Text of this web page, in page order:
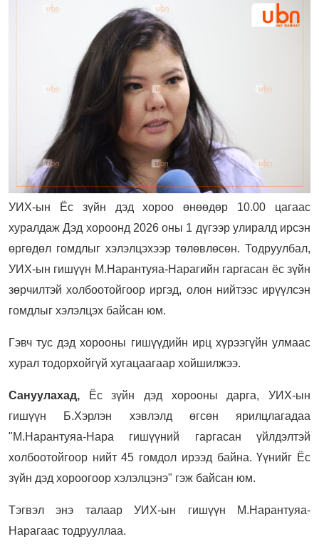
УИХ-ын Ёс зүйн дэд хороо өнөөдөр 10.00 цагаас
хуралдаж Дэд хороонд 2026 оны 1 дүгээр улиралд ирсэн
өргөдөл гомдлыг хэлэлцэхээр төлөвлөсөн. Тодруулбал,
УИХ-ын гишүүн М.Нарантуяа-Нарагийн гаргасан ёс зүйн
зөрчилтэй холбоотойгоор иргэд, олон нийтээс ирүүлсэн
гомдлыг хэлэлцэх байсан юм.
Гэвч тус дэд хорооны гишүүдийн ирц хүрээгүйн улмаас
хурал тодорхойгүй хугацаагаар хойшилжээ.
Сануулахад,
Ёс зүйн дэд хорооны дарга, УИХ-ын
гишүүн Б.Хэрлэн хэвлэлд өгсөн ярилцлагадаа
"М.Нарантуяа-Нара гишүүний гаргасан үйлдэлтэй
холбоотойгоор нийт 45 гомдол ирээд байна. Үүнийг Ёс
зүйн дэд хороогоор хэлэлцэнэ" гэж байсан юм.
Тэгвэл энэ талаар УИХ-ын гишүүн М.Нарантуяа-
Нарагаас тодрууллаа.